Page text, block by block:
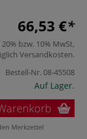
66,53 €
bzw. 10% MwSt,
Versandkosten.
Bestell-Nr.08-45508
Auf Lager.
Merkzettel